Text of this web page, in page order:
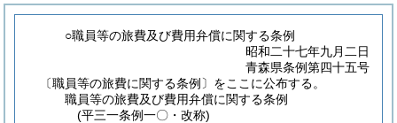
○職員等の旅費及び費用弁償に関する条例
昭和二十七年九月二日
青森県条例第四十五号
〔職員等の旅費に関する条例〕をここに公布する。
職員等の旅費及び費用弁償に関する条例
(平三一条例一〇・改称)